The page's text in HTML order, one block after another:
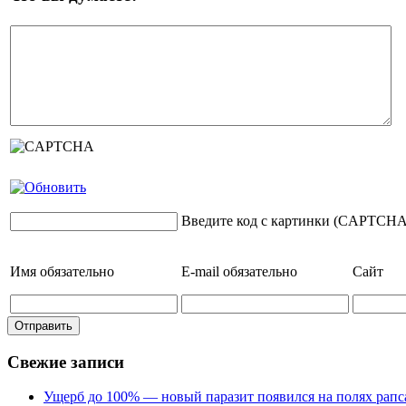
Введите код с картинки
Имя обязательно E-mail обязательно Сайт
Свежие записи
Ущерб до 100% — новый паразит появился на полях